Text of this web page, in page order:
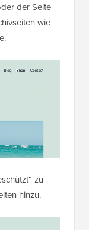
der Seite
wie
zu
hinzu.